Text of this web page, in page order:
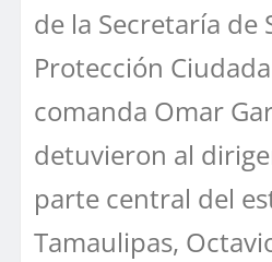
de la Secretaría de
Protección
comanda Omar
detuvieron al
parte central del
Tamaulipas,